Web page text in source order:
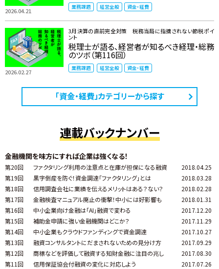
2026.04.21
業務課題 経営全般 資金・経費
2026.02.27
3月決算の直前完全対策 税務当局に指摘されない節税ポイ
ント
税理士が語る、経営者が知るべき経理・総務
のツボ（第116回）
業務課題 経営全般 資金・経費
「資金・経費」カテゴリーから探す
連載バックナンバー
金融機関を味方にすれば企業は強くなる！
第20回 ファクタリング利用の注意点と在庫が担保になる融資
2018.04.25
第19回
黒字倒産を防ぐ！資金調達「ファクタリング」とは
2018.03.28
第18回
信用調査会社に業績を伝えるメリットはある？ない？
2018.02.28
第17回
金融検査マニュアル廃止の衝撃！中小には好影響も
2018.01.31
第16回
中小企業向け金融は「AI」融資で変わる
2017.12.20
第15回
補助金申請に強い金融機関はどこか？
2017.11.29
第14回
中小企業もクラウドファンディングで資金調達
2017.10.27
第13回
融資コンサルタントにだまされないための見分け方
2017.09.29
第12回
商標などを評価して融資する知財金融に注目の兆し
2017.08.30
第11回
信用保証協会付融資の変化に対応しよう
2017.07.26